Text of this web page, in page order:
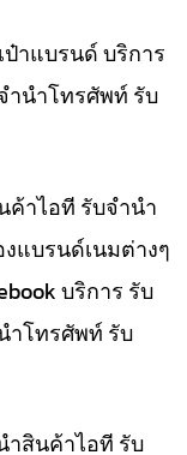
าแบรนด์ บริการ
ำนำโทรศัพท์ รับ
ค้าไอที รับจำนำ
แบรนด์เนมต่างๆ
บริการ รับ
ำโทรศัพท์ รับ
ำสินค้าไอที รับ